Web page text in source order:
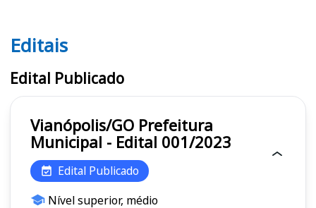
Editais
Editais
Edital Publicado
Vianópolis/GO Prefeitura
Municipal - Edital 001/2023
Edital Publicado
Nível superior, médio